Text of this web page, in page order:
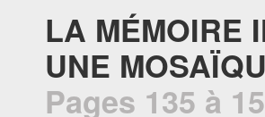
LA MÉMOIRE
UNE
Pages 135 à